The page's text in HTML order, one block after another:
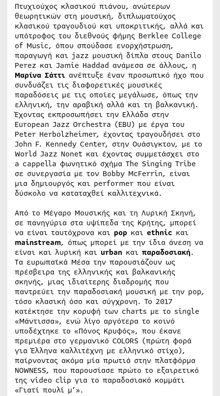
Πτυχιούχος κλασικού πιάνου, ανώτερων
θεωρητικών στη μουσική, διπλωματούχος
κλασικού τραγουδιού και υποκριτικής, αλλά και
υπότροφος του διεθνούς φήμης Berklee College
of Music, όπου σπούδασε ενορχήστρωση,
παραγωγή και jazz μουσική δίπλα στους Danilo
Perez και Jamie Haddad ανάμεσα σε άλλους, η
Μαρίνα Σάττι ανέπτυξε έναν προσωπικό ήχο που
συνδυάζει τις διαφορετικές μουσικές
παραδόσεις με τις οποίες μεγάλωσε, όπως την
ελληνική, την αραβική αλλά και τη βαλκανική.
Έχοντας εκπροσωπήσει την Ελλάδα στην
European Jazz Orchestra (EBU) με έργα του
Peter Herbolzheimer, έχοντας τραγουδήσει στο
John F. Kennedy Center, στην Ουάσιγκτον, με το
World Jazz Nonet και έχοντας συμμετάσχει στο
a cappella φωνητικό σχήμα The Singing Tribe
σε συνεργασία με τον Bobby McFerrin, είναι
μια δημιουργός και performer που είναι
δύσκολο να καταταχθεί καλλιτεχνικά.
Από το Μέγαρο Μουσικής και τη Λυρική Σκηνή,
σε πανηγύρια στα υψίπεδα της Κρήτης, μπορεί
να είναι ταυτόχρονα και pop και ethnic και
mainstream, όπως μπορεί με την ίδια άνεση να
είναι και λυρική και urban και παραδοσιακή.
Τα ευρωπαϊκά Μέσα την παρουσιάζουν ως
πρέσβειρα της ελληνικής και βαλκανικής
σκηνής, μιας ιδιαίτερης διαδρομής που
παντρεύει την παραδοσιακή μουσική με την pop,
τόσο κλασική όσο και σύγχρονη. Το 2017
κατέκτησε την κορυφή των charts με το single
«Μάντισσα», ενώ λίγο αργότερα το κοινό
υποδέχτηκε το «Πόνος Κρυφός», που έκανε
πρεμιέρα στο γερμανικό COLORS (πρώτη φορά
για Έλληνα καλλιτέχνη με ελληνικό στίχο),
παίρνοντας ακόμα μία πρωτιά στην πλατφόρμα
NOWNESS, που παρουσίασε πρώτο το εξαιρετικό
της video clip για το παραδοσιακό κομμάτι
«Γιατί πουλί μ’».